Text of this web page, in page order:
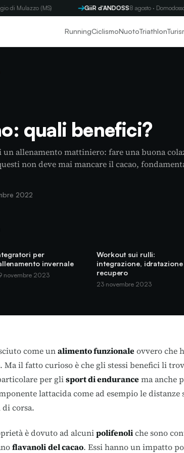
(MS) GiiR d'ANDOSS8 agosto · Domodossola (VB)
RunningCiclismoNuotoTriathlon
quali benefici?
allenamento mattiniero: fare una buona
non deve mai mancare il cacao,
2022
per
invernale
novembre 2023
Workout sui rulli:
integrazione, idratazione
recupero
23 novembre 2023
come unalimento funzionaleovvero che
Ma il fatto curioso è che gli stessi benefici li
per glisport di endurancema anche
lattacida come ad esempio le
corsa.
è dovuto ad alcunipolifenoliche sono
flavanolidel cacao. Essi hanno un impatto